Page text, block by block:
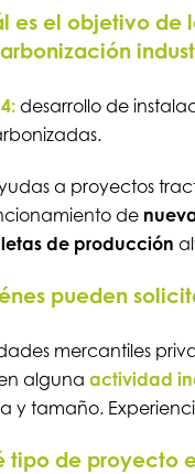
es el objetivo de
desarrollo de
a proyectos
de
de producción
pueden
mercantiles
alguna actividad
y tamaño.
tipo de proyecto